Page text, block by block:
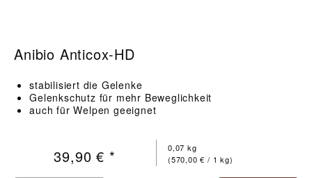
Anibio Anticox-HD
stabilisiert die Gelenke
Gelenkschutz für mehr Beweglichkeit
auch für Welpen geeignet
0,07 kg
(570,00 € / 1 kg)
39,90 € *